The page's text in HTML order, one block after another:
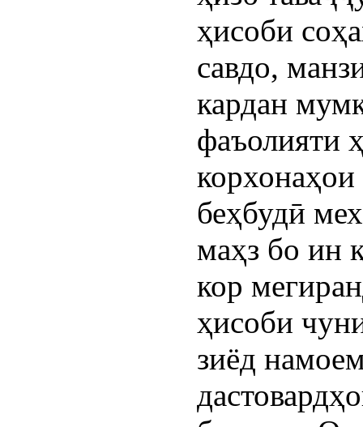
ҳисоби
савдо,
кардан
фаъолияти
беҳбудӣ
маҳз бо ин
кор
ҳисоби
зиёд